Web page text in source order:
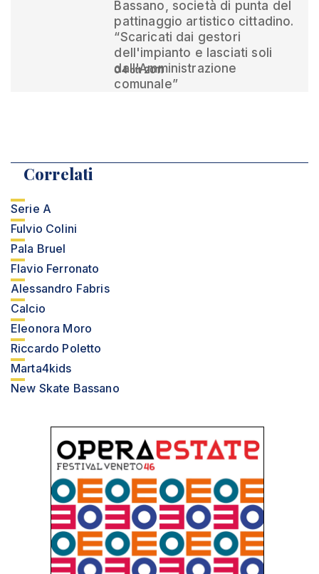
Bassano, società di punta del
pattinaggio artistico cittadino.
“Scaricati dai gestori
dell'impianto e lasciati soli
dall'Amministrazione
comunale”
04 ott 2011
Correlati
Serie A
Fulvio Colini
Pala Bruel
Flavio Ferronato
Alessandro Fabris
Calcio
Eleonora Moro
Riccardo Poletto
Marta4kids
New Skate Bassano